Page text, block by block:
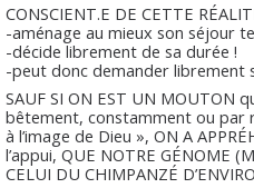
CONSCIENT.E DE CETTE
-aménage au mieux son séjour
-décide librement de sa durée !
-peut donc demander librement
SAUF SI ON EST UN MOUTON
bêtement, constamment ou par
à l’image de Dieu », ON A
l’appui, QUE NOTRE GÉNOME
CELUI DU CHIMPANZÉ